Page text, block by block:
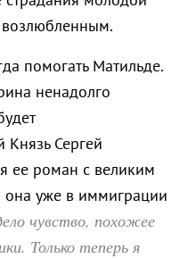
помогать Матильде.
ненадолго
Князь Сергей
ее роман с великим
она уже в иммиграции
чувство, похожее
Только теперь я